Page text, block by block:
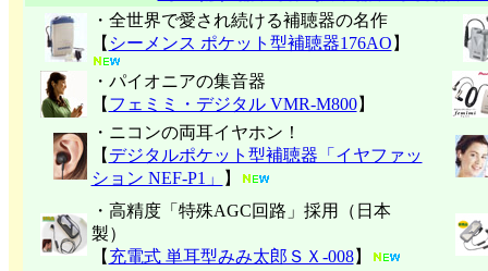
・全世界で愛され続ける補聴器の名作
【 シーメンス ポケット型補聴器176AO 】
・パイオニアの集音器
【 フェミミ・デジタル VMR-M800】
・ニコンの両耳イヤホン！
【 デジタルポケット型補聴器「イヤファッ
ション NEF-P1」
】
・高精度「特殊AGC回路」採用（日本
製）
【 充電式 単耳型みみ太郎ＳＸ-008】